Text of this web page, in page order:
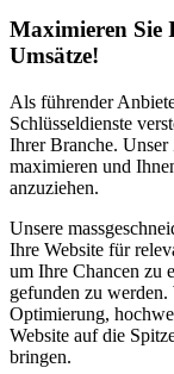
Maximieren Sie
Umsätze!
Als führender
Schlüsseldienste
Ihrer Branche.
maximieren und
anzuziehen.
Unsere
Ihre Website für
um Ihre Chancen zu
gefunden zu
Optimierung,
Website auf die
bringen.